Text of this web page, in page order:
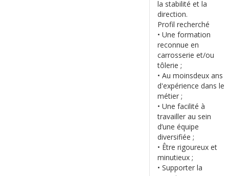
la stabilité et la
direction.
Profil recherché
• Une formation
reconnue en
carrosserie et/ou
tôlerie ;
• Au moinsdeux ans
d'expérience dans le
métier ;
• Une facilité à
travailler au sein
d’une équipe
diversifiée ;
• Être rigoureux et
minutieux ;
• Supporter la